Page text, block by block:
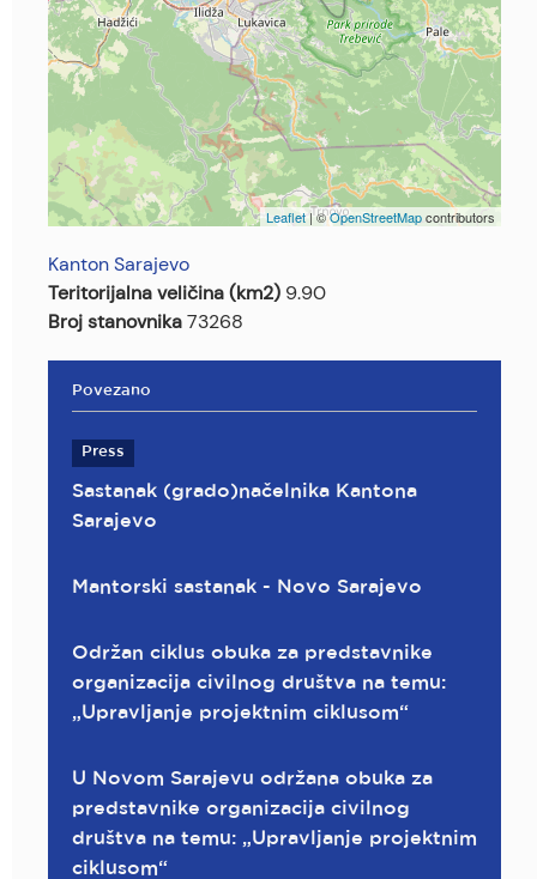
Leaflet | ©OpenStreetMapcontributors
Kanton Sarajevo
Teritorijalna veličina (km2) 9.90
Broj stanovnika73268
Povezano
Press
Sastanak (grado)načelnika Kantona
Sarajevo
Mantorski sastanak - Novo Sarajevo
Održan ciklus obuka za predstavnike
organizacija civilnog društva na temu:
„Upravljanje projektnim ciklusom“
U Novom Sarajevu održana obuka za
predstavnike organizacija civilnog
društva na temu: „Upravljanje projektnim
ciklusom“